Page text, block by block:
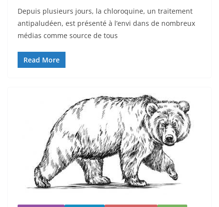
Depuis plusieurs jours, la chloroquine, un traitement
antipaludéen, est présenté à l’envi dans de nombreux
médias comme source de tous
Read More